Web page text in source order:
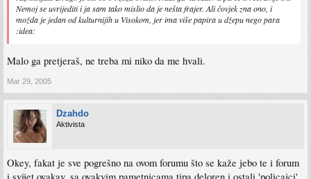
Nemoj se uvrijediti i ja sam tako mislio da je nešta frajer. Ali čovjek zna ono, i
možda je jedan od kulturnijih u Visokom, jer ima više papira u džepu nego para
:idea:
Malo ga pretjeraš, ne treba mi niko da me hvali.
Mar 29, 2005
Dzahdo
Aktivista
Okey, fakat je sve pogrešno na ovom forumu što se kaže jebo te i forum